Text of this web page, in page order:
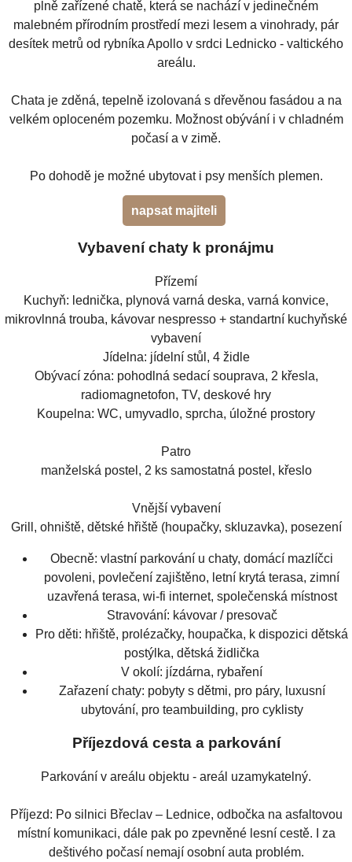
plně zařízené chatě, která se nachází v jedinečném
malebném přírodním prostředí mezi lesem a vinohrady, pár
desítek metrů od rybníka Apollo v srdci Lednicko - valtického
areálu.
Chata je zděná, tepelně izolovaná s dřevěnou fasádou a na
velkém oploceném pozemku. Možnost obývání i v chladném
počasí a v zimě.
Po dohodě je možné ubytovat i psy menších plemen.
napsat majiteli
Vybavení chaty k pronájmu
Přízemí
Kuchyň: lednička, plynová varná deska, varná konvice,
mikrovlnná trouba, kávovar nespresso + standartní kuchyňské
vybavení
Jídelna: jídelní stůl, 4 židle
Obývací zóna: pohodlná sedací souprava, 2 křesla,
radiomagnetofon, TV, deskové hry
Koupelna: WC, umyvadlo, sprcha, úložné prostory
Patro
manželská postel, 2 ks samostatná postel, křeslo
Vnější vybavení
Grill, ohniště, dětské hřiště (houpačky, skluzavka), posezení
Obecně: vlastní parkování u chaty, domácí mazlíčci
povoleni, povlečení zajištěno, letní krytá terasa, zimní
uzavřená terasa, wi-fi internet, společenská místnost
Stravování: kávovar / presovač
Pro děti: hřiště, prolézačky, houpačka, k dispozici dětská
postýlka, dětská židlička
V okolí: jízdárna, rybaření
Zařazení chaty: pobyty s dětmi, pro páry, luxusní
ubytování, pro teambuilding, pro cyklisty
Příjezdová cesta a parkování
Parkování v areálu objektu - areál uzamykatelný.
Příjezd: Po silnici Břeclav – Lednice, odbočka na asfaltovou
místní komunikaci, dále pak po zpevněné lesní cestě. I za
deštivého počasí nemají osobní auta problém.